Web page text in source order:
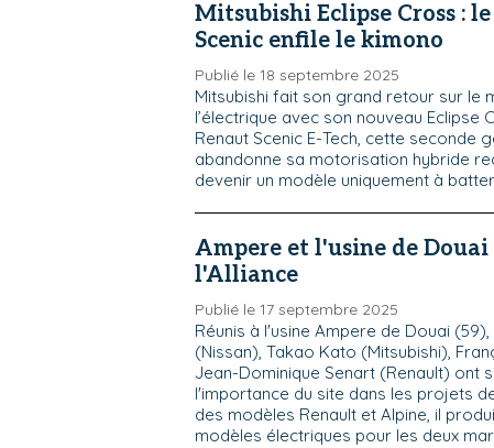
Mitsubishi Eclipse Cross :
Scenic enfile le kimono
Publié le 18 septembre 2025
Mitsubishi fait son grand retour sur le
l’électrique avec son nouveau Eclipse
Renaut Scenic E-Tech, cette seconde
abandonne sa motorisation hybride
devenir un modèle uniquement à
Ampere et l'usine de
l'Alliance
Publié le 17 septembre 2025
Réunis à l'usine Ampere de Douai (59),
(Nissan), Takao Kato (Mitsubishi),
Jean-Dominique Senart (Renault) ont
l'importance du site dans les projets
des modèles Renault et Alpine, il
modèles électriques pour les deux